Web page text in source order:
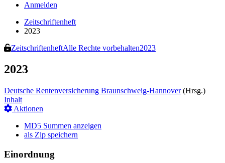
Anmelden
Zeitschriftenheft
2023
ZeitschriftenheftAlle Rechte vorbehalten2023
2023
Deutsche Rentenversicherung Braunschweig-Hannover(Hrsg.)
Inhalt
Aktionen
MD5 Summen anzeigen
als Zip speichern
Einordnung